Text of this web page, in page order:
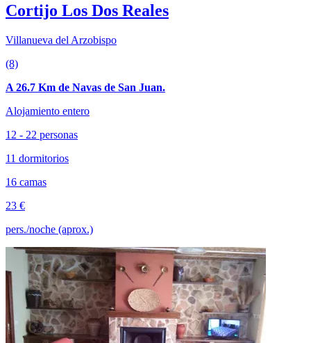
Cortijo Los Dos Reales
Villanueva del Arzobispo
(8)
A 26.7 Km de Navas de San Juan.
Alojamiento entero
12 - 22 personas
11 dormitorios
16 camas
23 €
pers./noche (aprox.)